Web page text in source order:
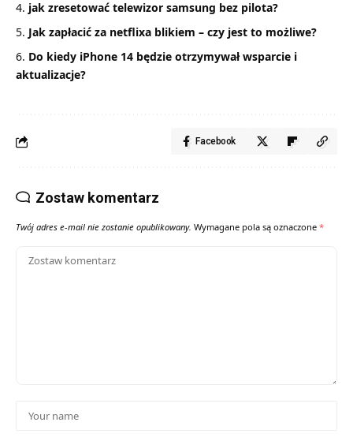
jak zresetować telewizor samsung bez pilota?
Jak zapłacić za netflixa blikiem – czy jest to możliwe?
Do kiedy iPhone 14 będzie otrzymywał wsparcie i
aktualizacje?
Facebook
Zostaw komentarz
Twój adres e-mail nie zostanie opublikowany. Wymagane pola są oznaczone *